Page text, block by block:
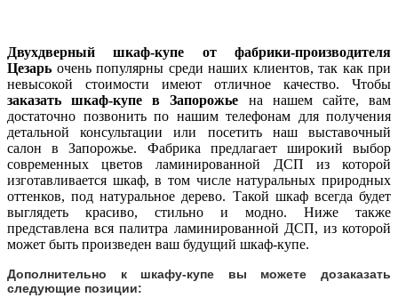
Двухдверный шкаф-купе от фабрики-производителя
Цезарь очень популярны среди наших клиентов, так как при
невысокой стоимости имеют отличное качество. Чтобы
заказать шкаф-купе в Запорожье на нашем сайте, вам
достаточно позвонить по нашим телефонам для получения
детальной консультации или посетить наш выставочный
салон в Запорожье. Фабрика предлагает широкий выбор
современных цветов ламинированной ДСП из которой
изготавливается шкаф, в том числе натуральных природных
оттенков, под натуральное дерево. Такой шкаф всегда будет
выглядеть красиво, стильно и модно. Ниже также
представлена вся палитра ламинированной ДСП, из которой
может быть произведен ваш будущий шкаф-купе.
Дополнительно к шкафу-купе вы можете дозаказать
следующие позиции: